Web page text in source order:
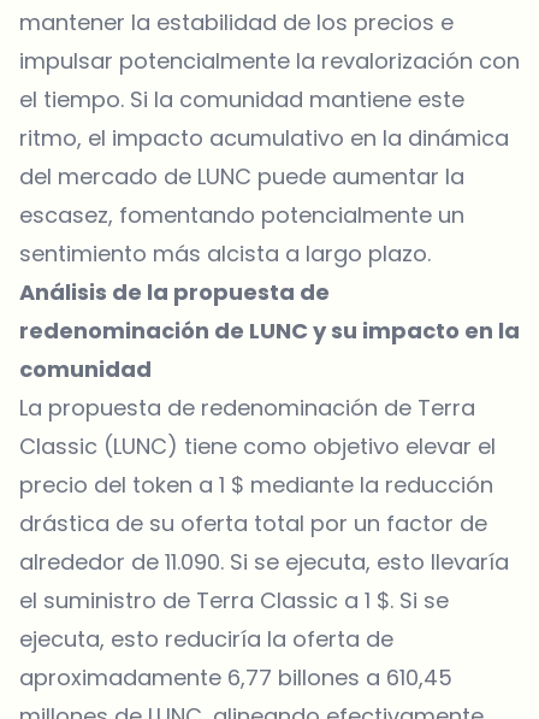
mantener la estabilidad de los precios e
impulsar potencialmente la revalorización con
el tiempo. Si la comunidad mantiene este
ritmo, el impacto acumulativo en la dinámica
del mercado de LUNC puede aumentar la
escasez, fomentando potencialmente un
sentimiento más alcista a largo plazo.
Análisis de la propuesta de
redenominación de LUNC y su impacto en la
comunidad
La propuesta de redenominación de Terra
Classic (LUNC) tiene como objetivo elevar el
precio del token a 1 $ mediante la reducción
drástica de su oferta total por un factor de
alrededor de 11.090. Si se ejecuta, esto llevaría
el suministro de Terra Classic a 1 $. Si se
ejecuta, esto reduciría la oferta de
aproximadamente 6,77 billones a 610,45